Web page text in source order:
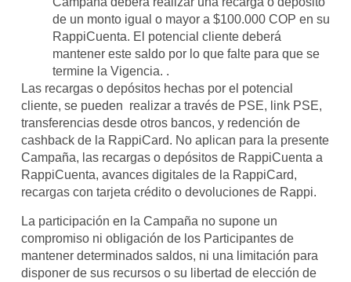
de un monto igual o mayor a $100.000 COP en su
RappiCuenta. El potencial cliente deberá
mantener este saldo por lo que falte para que se
termine la Vigencia. .
Las recargas o depósitos hechas por el potencial
cliente, se pueden realizar a través de PSE, link PSE,
transferencias desde otros bancos, y redención de
cashback de la RappiCard. No aplican para la presente
Campaña, las recargas o depósitos de RappiCuenta a
RappiCuenta, avances digitales de la RappiCard,
recargas con tarjeta crédito o devoluciones de Rappi.
La participación en la Campaña no supone un
compromiso ni obligación de los Participantes de
mantener determinados saldos, ni una limitación para
disponer de sus recursos o su libertad de elección de